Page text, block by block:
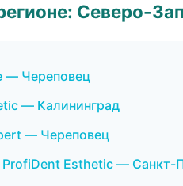
Северо-
— Череповец
— Калининград
— Череповец
Esthetic — Санкт-